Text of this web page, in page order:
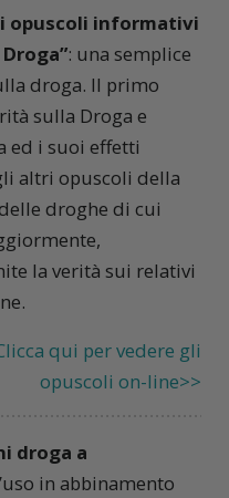
opuscoli informativi
: una semplice
droga. Il primo
sulla Droga e
ed i suoi effetti
altri opuscoli della
droghe di cui
la verità sui relativi
qui per vedere gli
opuscoli on-line>>
droga a
in abbinamento